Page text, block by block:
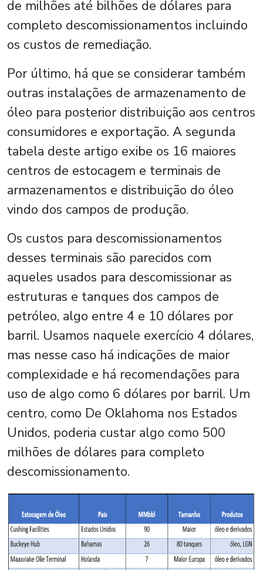
de milhões até bilhões de dólares para
completo descomissionamentos incluindo
os custos de remediação.
Por último, há que se considerar também
outras instalações de armazenamento de
óleo para posterior distribuição aos centros
consumidores e exportação. A segunda
tabela deste artigo exibe os 16 maiores
centros de estocagem e terminais de
armazenamentos e distribuição do óleo
vindo dos campos de produção.
Os custos para descomissionamentos
desses terminais são parecidos com
aqueles usados para descomissionar as
estruturas e tanques dos campos de
petróleo, algo entre 4 e 10 dólares por
barril. Usamos naquele exercício 4 dólares,
mas nesse caso há indicações de maior
complexidade e há recomendações para
uso de algo como 6 dólares por barril. Um
centro, como De Oklahoma nos Estados
Unidos, poderia custar algo como 500
milhões de dólares para completo
descomissionamento.